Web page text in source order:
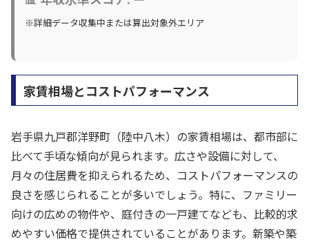
※詳細データ収集中または算出対象外エリア
家賃相場とコストパフォーマンス
岩手県九戸郡洋野町（陸中八木）の家賃相場は、都市部に
比べて手頃な傾向が見られます。広さや設備に対して、
月々の住居費を抑えられるため、コストパフォーマンスの
良さを感じられることが多いでしょう。特に、ファミリー
向けの広めの物件や、庭付きの一戸建てなども、比較的求
めやすい価格で提供されていることがあります。新築や築